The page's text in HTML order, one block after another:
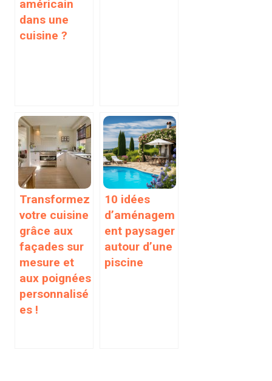
américain
dans une
cuisine ?
Transformez
votre cuisine
grâce aux
façades sur
mesure et
aux poignées
personnalisé
es !
10 idées
d’aménagem
ent paysager
autour d’une
piscine